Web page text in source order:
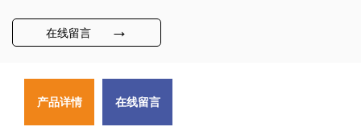
在线留言 →
产品详情 在线留言